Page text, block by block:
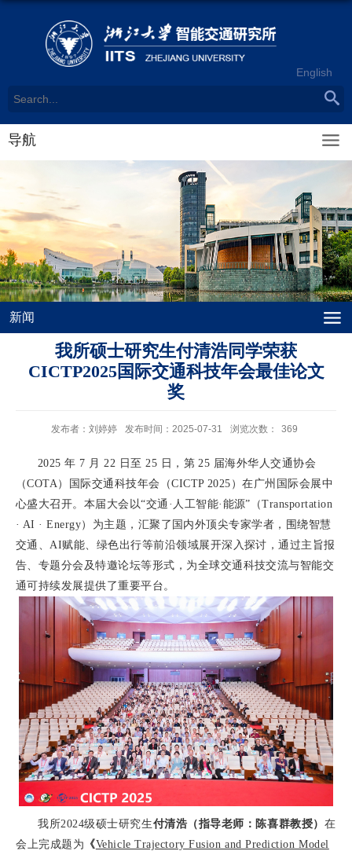
English
导航
新闻
我所硕士研究生付清浩同学荣获
CICTP2025国际交通科技年会最佳论文
奖
发布者：刘婷婷 发布时间：2025-07-31 浏览次数： 369
2025年 7 月 22 日至 25 日，第 25 届海外华人交通协会
（COTA）国际交通科技年会（CICTP 2025 ）在广州国际会展中
心盛大召开。本届大会以“交通·人工智能·能源”（Transportation
· AI · Energy）为主题，汇聚了国内外顶尖专家学者，围绕智慧
交通、AI赋能、绿色出行等前沿领域展开深入探讨，通过主旨报
告、专题分会及特邀论坛等形式，为全球交通科技交流与智能交
通可持续发展提供了重要平台。
我所2024级硕士研究生付清浩（指导老师：陈喜群教授） 在
会上完成题为 《Vehicle Trajectory Fusion and Prediction Model